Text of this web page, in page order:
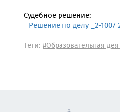
Судебное решение:
Решение по делу _2-1007
Теги: #Образовательная